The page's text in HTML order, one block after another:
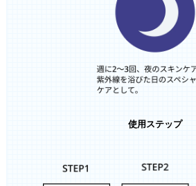
使用ステップ